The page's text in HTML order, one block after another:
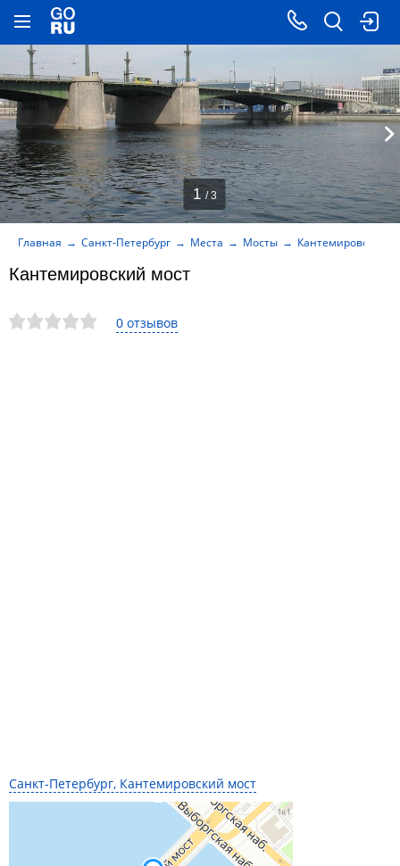
0 отзывов
Санкт-Петербург, Кантемировский мост
Кантемировский мост
Главная Санкт-Петербург Места Мосты Кантемировский
1 / 3